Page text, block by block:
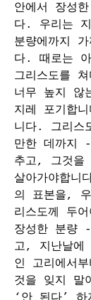
안에서 장성
다. 우리는
분량에까지
다. 때로는
그리스도를
너무 높지 않
지레 포기합
니다. 그리스
만한 데까지
추고, 그것을
살아가야합니
의 표본을,
리스도께 두
장성한 분량
고, 지난날에
인 고리에서
것을 잊지 말